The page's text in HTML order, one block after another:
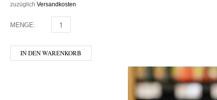
zuzüglich Versandkosten
MENGE: HENNEY´S - ENGLAND'S PRIDE MENGE
IN DEN WARENKORB